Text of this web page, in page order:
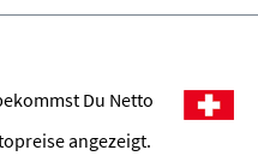
Du Netto
angezeigt.